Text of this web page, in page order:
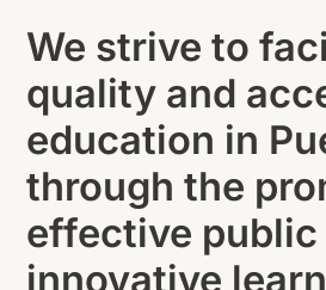
We strive to
quality and
education in
through the
effective public
innovative